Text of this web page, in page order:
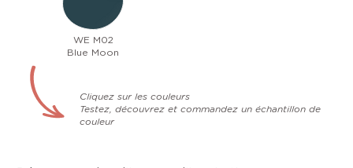
WE M02
Blue Moon
Cliquez sur les couleurs
Testez, découvrez et commandez un échantillon de
couleur